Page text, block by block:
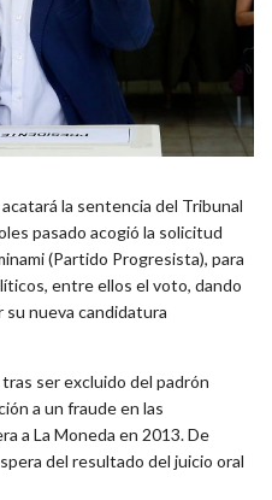
la sentencia del Tribunal
pasado acogió la solicitud
(Partido Progresista), para
entre ellos el voto, dando
su nueva candidatura
ser excluido del padrón
a un fraude en las
a La Moneda en 2013. De
del resultado del juicio oral